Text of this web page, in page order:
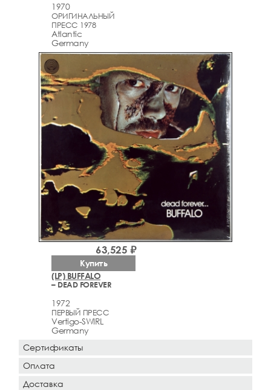
1970
ОРИГИНАЛЬНЫЙ
ПРЕСС 1978
Atlantic
Germany
(LP) BUFFALO
– DEAD FOREVER
1972
ПЕРВЫЙ ПРЕСС
Vertigo-SWIRL
Germany
63,525 ₽
Купить
Сертификаты
Оплата
Доставка